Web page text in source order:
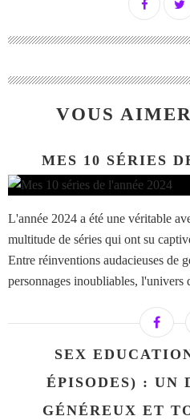
VOUS
MES 10 SÉRIES
L'année 2024 a été une véritable
multitude de séries qui ont su
Entre réinventions audacieuses de
personnages inoubliables, l'univers
SEX
ÉPISODES) : UN
GÉNÉREUX ET